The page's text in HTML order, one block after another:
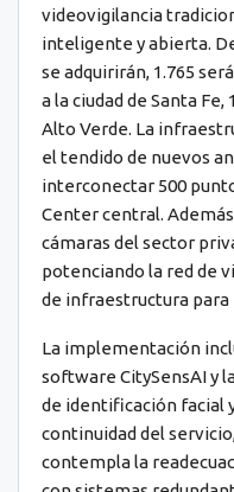
videovigilancia
inteligente y abierta.
se adquirirán, 1.765
a la ciudad de Santa Fe,
Alto Verde. La
el tendido de nuevos
interconectar 500
Center central.
cámaras del sector
potenciando la red de
de infraestructura para
La implementación
software CitySensAI y
de identificación facial
continuidad del
contempla la